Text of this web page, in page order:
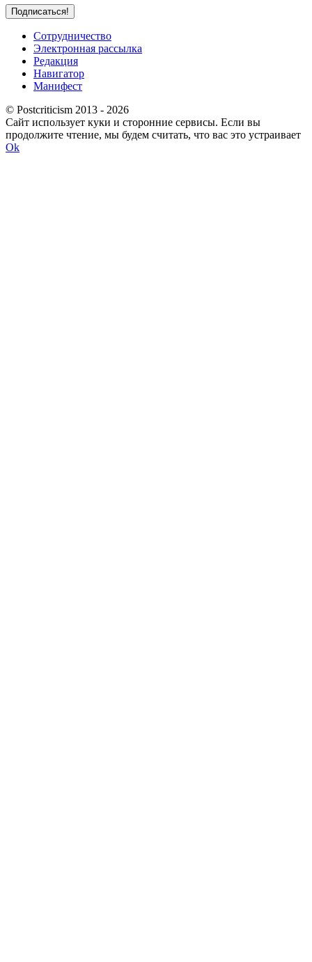
Сотрудничество
Электронная рассылка
Редакция
Навигатор
Манифест
© Postcriticism 2013 - 2026
Сайт использует куки и сторонние сервисы. Если вы
продолжите чтение, мы будем считать, что вас это устраивает
Ok